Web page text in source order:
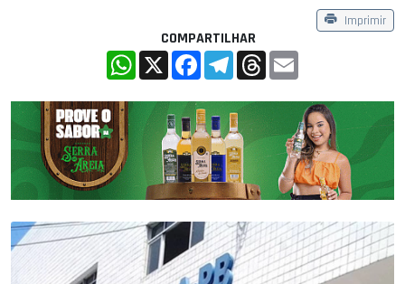
Imprimir
COMPARTILHAR
WhatsApp
X FacebookTelegramThreads